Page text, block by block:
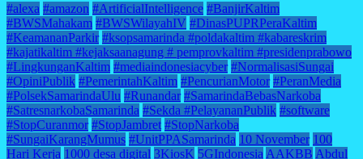
#alexa #amazon #ArtificialIntelligence #BanjirKaltim
#BWSMahakam #BWSWilayahIV #DinasPUPRPeraKaltim
#KeamananParkir #ksopsamarinda #poldakaltim #kabareskrim
#kajatikaltim #kejaksaanagung # pemprovkaltim #presidenprabowo
#LingkunganKaltim #mediaindonesiacyber #NormalisasiSungai
#OpiniPublik #PemerintahKaltim #PencurianMotor #PeranMedia
#PolsekSamarindaUlu #Runandar #SamarindaBebasNarkoba
#SatresnarkobaSamarinda #Sekda #PelayananPublik #software
#StopCuranmor #StopJambret #StopNarkoba
#SungaiKarangMumus #UnitPPASamarinda 10 November 100
Hari Kerja 1000 desa digital 3KiosK 5GIndonesia AAKBB Abdul